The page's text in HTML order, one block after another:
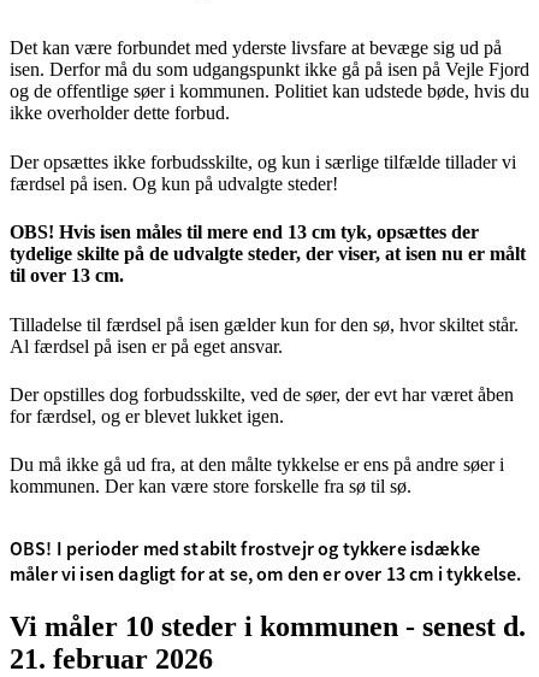
Det kan være forbundet med yderste livsfare at bevæge sig ud på
isen. Derfor må du som udgangspunkt ikke gå på isen på Vejle Fjord
og de offentlige søer i kommunen. Politiet kan udstede bøde, hvis du
ikke overholder dette forbud.
Der opsættes ikke forbudsskilte, og kun i særlige tilfælde tillader vi
færdsel på isen. Og kun på udvalgte steder!
OBS! Hvis isen måles til mere end 13 cm tyk, opsættes der
tydelige skilte på de udvalgte steder, der viser, at isen nu er målt
til over 13 cm.
Tilladelse til færdsel på isen gælder kun for den sø, hvor skiltet står.
Al færdsel på isen er på eget ansvar.
Der opstilles dog forbudsskilte, ved de søer, der evt har været åben
for færdsel, og er blevet lukket igen.
Du må ikke gå ud fra, at den målte tykkelse er ens på andre søer i
kommunen. Der kan være store forskelle fra sø til sø.
OBS! I perioder med stabilt frostvejr og tykkere isdække
måler vi isen dagligt for at se, om den er over 13 cm i tykkelse.
Vi måler 10 steder i kommunen - senest d.
21. februar 2026